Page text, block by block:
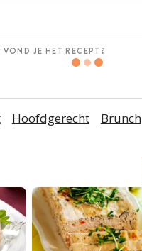
VOND JE HET RECEPT?
Hoofdgerecht Brunch